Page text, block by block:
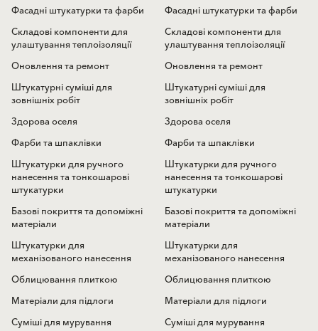
Фасадні штукатурки та фарби
Складові компоненти для
улаштування теплоізоляції
Оновлення та ремонт
Штукатурні суміші для
зовнішніх робіт
Здорова оселя
Фарби та шпаклівки
Штукатурки для ручного
нанесення та тонкошарові
штукатурки
Базові покриття та допоміжні
матеріали
Штукатурки для
механізованого нанесення
Облицювання плиткою
Матеріали для підлоги
Суміші для мурування
Фасадні штукатурки та фарби
Складові компоненти для
улаштування теплоізоляції
Оновлення та ремонт
Штукатурні суміші для
зовнішніх робіт
Здорова оселя
Фарби та шпаклівки
Штукатурки для ручного
нанесення та тонкошарові
штукатурки
Базові покриття та допоміжні
матеріали
Штукатурки для
механізованого нанесення
Облицювання плиткою
Матеріали для підлоги
Суміші для мурування